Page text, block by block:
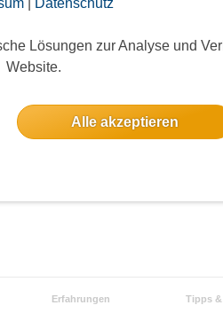
| Datenschutz
Lösungen zur Analyse und
Website.
Alle akzeptieren
INNEN!
Erfahrungen Tipps